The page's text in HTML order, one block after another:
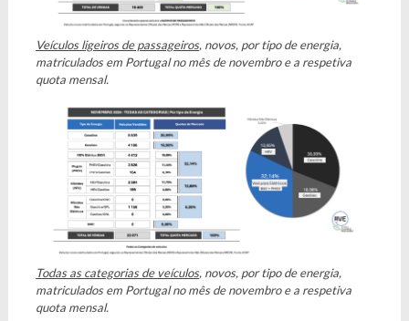
Veículos ligeiros de passageiros, novos, por tipo de energia,
matriculados em Portugal no mês de novembro e a respetiva
quota mensal.
Todas as categorias de veículos, novos, por tipo de energia,
matriculados em Portugal no mês de novembro e a respetiva
quota mensal.